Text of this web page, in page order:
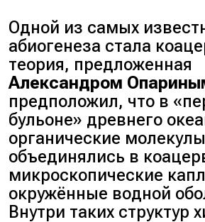
Одной из самых
абиогенеза стала
теория, предложенная
Александром
предположил, что в
бульоне» древнего
органические
объединялись в
микроскопические
окружённые водной
Внутри таких структур